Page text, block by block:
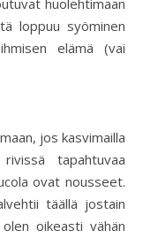
huolehtimaan
loppuu syöminen
elämä (vai
jos kasvimailla
tapahtuvaa
ovat nousseet.
täällä jostain
oikeasti vähän